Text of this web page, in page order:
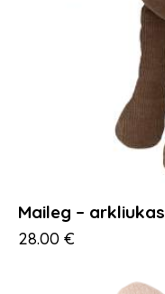
Maileg – arkliukas
28.00 €